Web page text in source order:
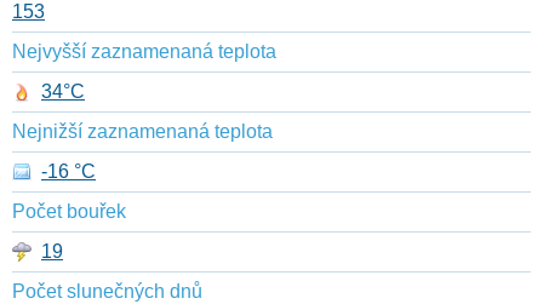
153
Nejvyšší zaznamenaná teplota
34°C
Nejnižší zaznamenaná teplota
-16 °C
Počet bouřek
19
Počet slunečných dnů